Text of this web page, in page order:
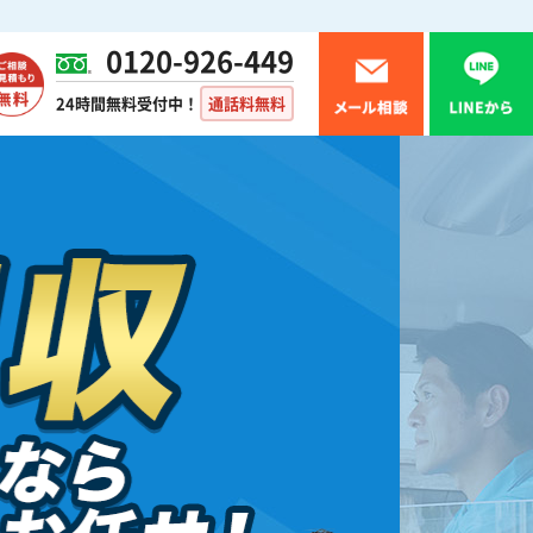
0120-926-449
24時間無料受付中！ 通話料無料